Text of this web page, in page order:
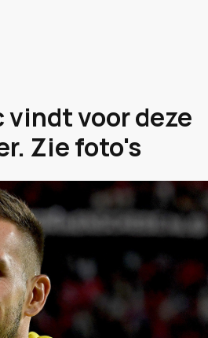
vindt voor deze
Zie foto's